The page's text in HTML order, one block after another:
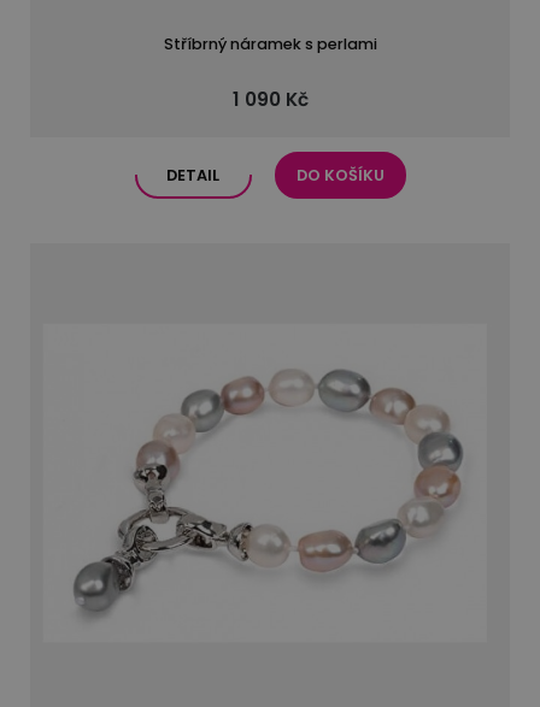
Stříbrný náramek s perlami
1 090 Kč
DETAIL DO KOŠÍKU